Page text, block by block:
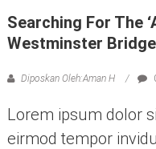
Searching For The
Westminster Bridge
Diposkan Oleh:Aman H
Lorem ipsum dolor
eirmod tempor